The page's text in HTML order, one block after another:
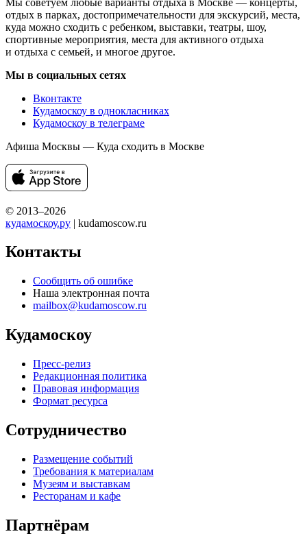
отдых в парках, достопримечательности для экскурсий, места,
куда можно сходить с ребенком, выставки, театры, шоу,
спортивные мероприятия, места для активного отдыха
и отдыха с семьей, и многое другое.
Мы в социальных сетях
Вконтакте
Кудамоскоу в однокласниках
Кудамоскоу в телеграме
Афиша Москвы — Куда сходить в Москве
© 2013–2026
кудамоскоу.ру | kudamoscow.ru
Контакты
Сообщить об ошибке
Наша электронная почта
mailbox@kudamoscow.ru
Кудамоскоу
Пресс-релиз
Редакционная политика
Правовая информация
Формат ресурса
Сотрудничество
Размещение событий
Требования к материалам
Музеям и выставкам
Ресторанам и кафе
Партнёрам